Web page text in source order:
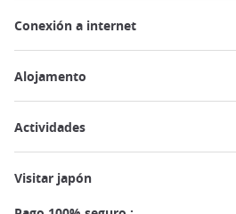
Conexión a internet
Alojamento
Actividades
Visitar japón